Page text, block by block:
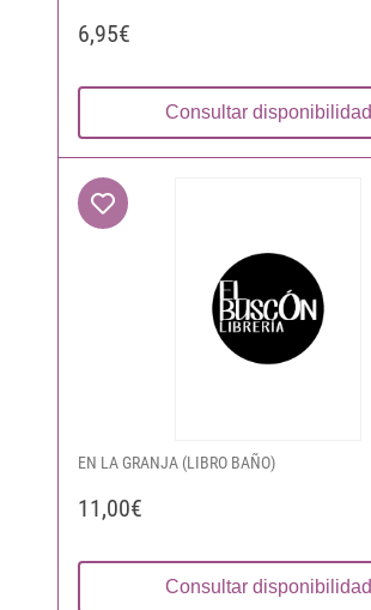
6,95€
Consultar disponibilidad
EN LA GRANJA (LIBRO BAÑO)
11,00€
Consultar disponibilidad